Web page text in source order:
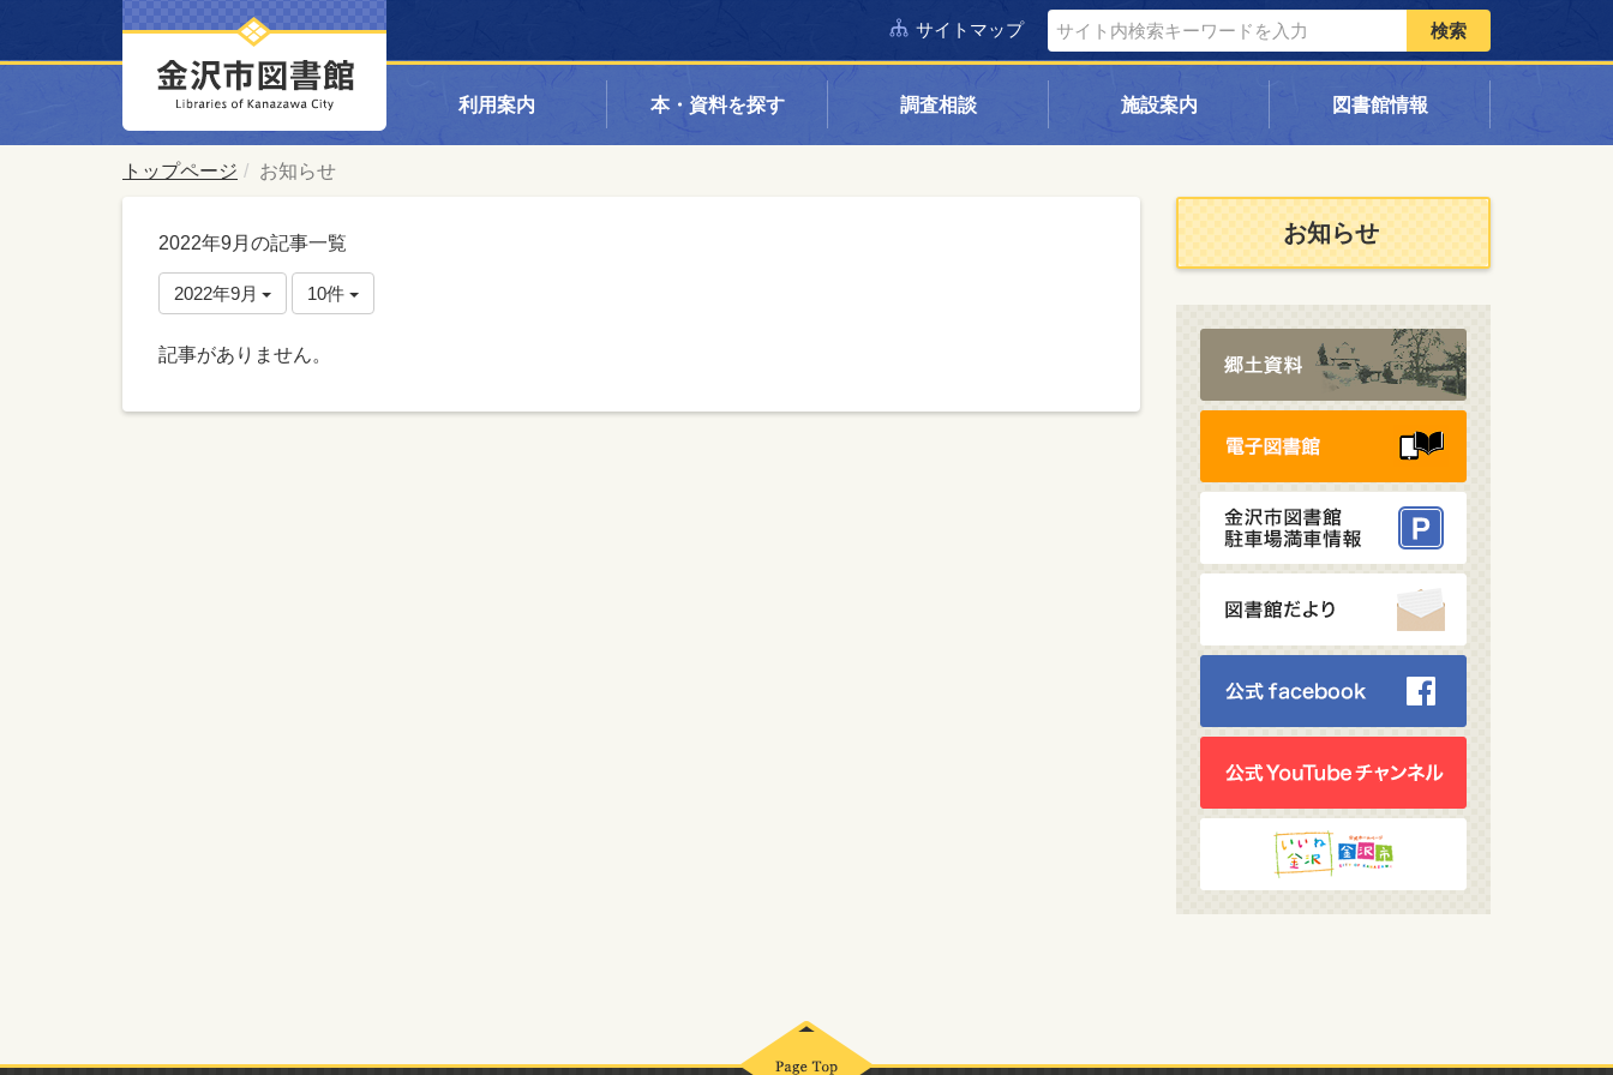
サイトマップ 検索
利用案内 本・資料を探す 調査相談 施設案内 図書館情報
トップページ お知らせ
2022年9月の記事一覧
2022年9月 10件
記事がありません。
お知らせ